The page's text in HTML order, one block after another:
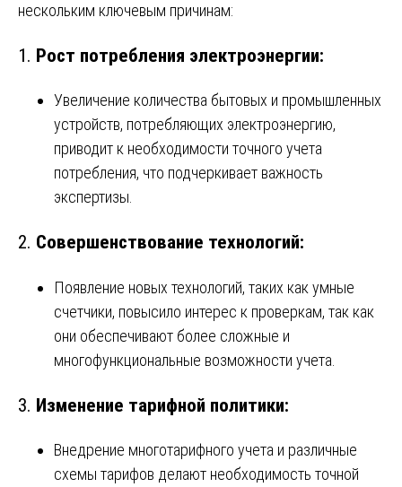
нескольким ключевым причинам:
1. Рост потребления электроэнергии:
Увеличение количества бытовых и промышленных
устройств, потребляющих электроэнергию,
приводит к необходимости точного учета
потребления, что подчеркивает важность
экспертизы.
2. Совершенствование технологий:
Появление новых технологий, таких как умные
счетчики, повысило интерес к проверкам, так как
они обеспечивают более сложные и
многофункциональные возможности учета.
3. Изменение тарифной политики:
Внедрение многотарифного учета и различные
схемы тарифов делают необходимость точной